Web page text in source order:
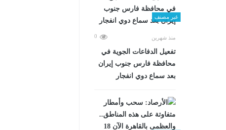
غير مصنف
منذ شهرين 0
تفعيل الدفاعات الجوية في
محافظة فارس جنوب إيران
بعد سماع دوي انفجار